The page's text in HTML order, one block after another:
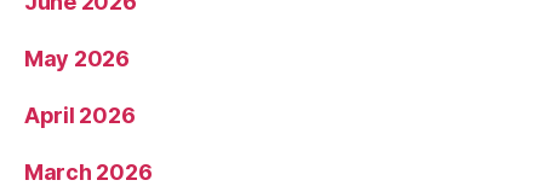
May 2026
April 2026
March 2026